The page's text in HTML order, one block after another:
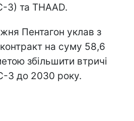
3) та THAAD.
Пентагон уклав з
на суму 58,6
збільшити втричі
3 до 2030 року.